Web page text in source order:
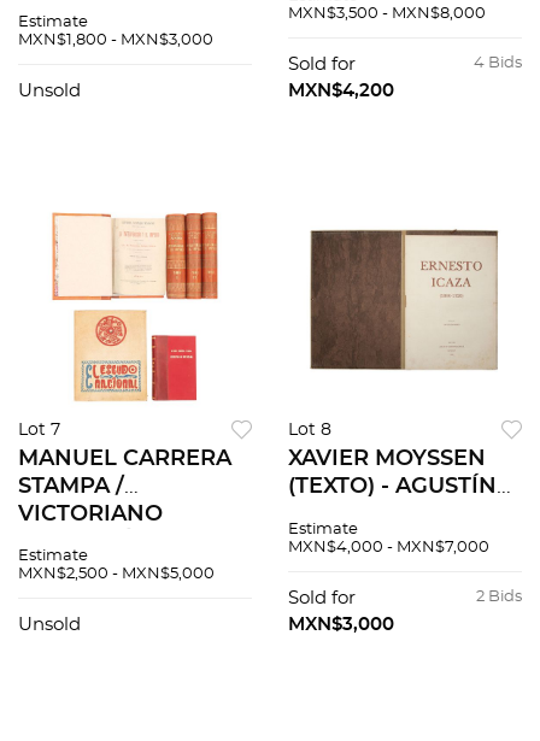
GEOGRAFÍA
1852. 20 litografías.
Estimate
MXN$1,800 - MXN$3,000
Unsold
TODO SEMINARIO
REVISTA SEMANAL,
1938 Y 1942 REVISTA
MXN$3,500 - MXN$8,000
4 Bids
Sold for
MXN$4,200
Lot 7
MANUEL CARRERA
STAMPA /
VICTORIANO
EL ESCUDO
ARCHIVALIA
Estimate
MXN$2,500 - MXN$5,000
Unsold
Lot 8
XAVIER MOYSSEN
(TEXTO) - AGUSTÍN
(EDITOR) ERNESTO
MÉXICO:
LITÓGRAFOS
Estimate
MXN$4,000 - MXN$7,000
2 Bids
Sold for
MXN$3,000